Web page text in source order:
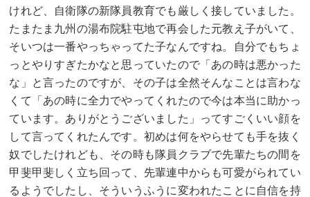
けれど、自衛隊の新隊員教育でも厳しく接していました。
たまたま九州の湯布院駐屯地で再会した元教え子がいて、
そいつは一番やっちゃってた子なんですね。自分でもちょ
っとやりすぎたかなと思っていたので「あの時は悪かった
な」と言ったのですが、その子は全然そんなことは言わな
くて「あの時に全力でやってくれたので今は本当に助かっ
ています。ありがとうございました」ってすごくいい顔を
して言ってくれたんです。初めは何をやらせても手を抜く
奴でしたけれども、その時も隊員クラブで先輩たちの間を
甲斐甲斐しく立ち回って、先輩連中からも可愛がられてい
るようでしたし、そういうふうに変われたことに自信を持